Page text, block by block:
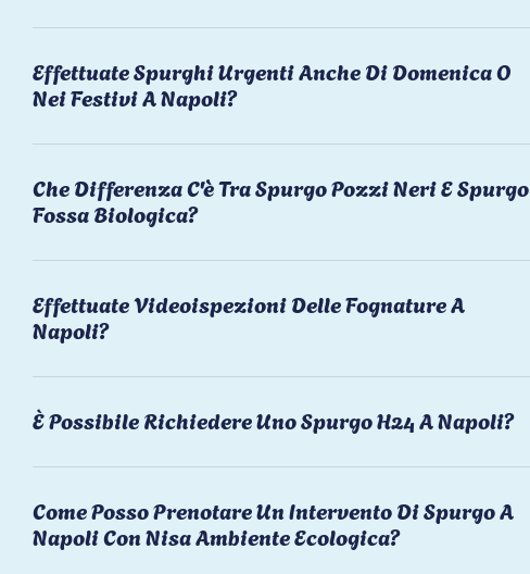
Effettuate Spurghi Urgenti Anche Di Domenica O
Nei Festivi A Napoli?
Che Differenza C'è Tra Spurgo Pozzi Neri E Spurgo
Fossa Biologica?
Effettuate Videoispezioni Delle Fognature A
Napoli?
È Possibile Richiedere Uno Spurgo H24 A Napoli?
Come Posso Prenotare Un Intervento Di Spurgo A
Napoli Con Nisa Ambiente Ecologica?